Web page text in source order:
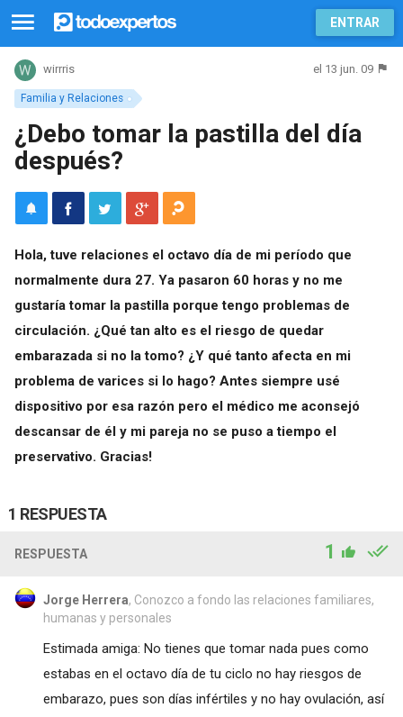
ENTRAR
Familia y Relaciones
wirrris el 13 jun. 09
¿Debo tomar la pastilla del día
después?
Hola, tuve relaciones el octavo día de mi período que
normalmente dura 27. Ya pasaron 60 horas y no me
gustaría tomar la pastilla porque tengo problemas de
circulación. ¿Qué tan alto es el riesgo de quedar
embarazada si no la tomo? ¿Y qué tanto afecta en mi
problema de varices si lo hago? Antes siempre usé
dispositivo por esa razón pero el médico me aconsejó
descansar de él y mi pareja no se puso a tiempo el
preservativo. Gracias!
1 RESPUESTA
RESPUESTA 1
Jorge Herrera, Conozco a fondo las relaciones familiares,
humanas y personales
Estimada amiga: No tienes que tomar nada pues como
estabas en el octavo día de tu ciclo no hay riesgos de
embarazo, pues son días infértiles y no hay ovulación, así